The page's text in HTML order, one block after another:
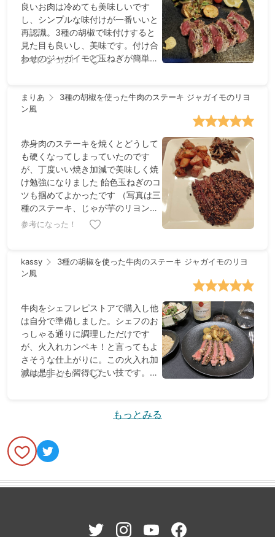
良いお肉は冷めても美味しいです
し、シンプルな味付けが一番いいと
再認識。3種の胡椒で味付けすると
見た目も良いし、美味です。付け合
わせのジャガイモと玉ねぎが簡単だ
き用にマスタードをつけました（デ
ィジョネーズ・ソース）。
参考になった！
まりあ
3種の胡椒を使った牛肉のステーキ ジャガイモのリヨ
ン風
赤身肉のステーキを焼くとどうして
も硬くなってしまっていたのです
が、丁度いい焼き加減で美味しく焼
け勉強になりました 飴色玉ねぎのコ
ツも掴めてよかったです （写真は三
種のステーキ、じゃが芋のリヨン風
と一緒にキノコのマリネを盛り合わ
参考になった！
kassy
3種の胡椒を使った牛肉のステーキ ジャガイモのリヨ
ン風
牛肉をシェフレピストアで購入し他
は自分で準備しました。シェフのお
っしゃる通りに調理しただけです
が、火入れカンペキ！と言ってもよ
さそうな仕上がりに。この火入れ加
減は是非とも習得したい技です。ま
らしく、香ばしい胡椒とワインのス
した。ごちそうさまでした。
参考になった！
もっとみる